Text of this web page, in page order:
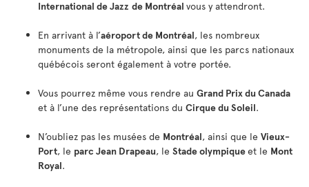
International de Jazz de Montréal vous y attendront.
En arrivant à l’aéroport de Montréal, les nombreux
monuments de la métropole, ainsi que les parcs nationaux
québécois seront également à votre portée.
Vous pourrez même vous rendre au Grand Prix du Canada
et à l’une des représentations du Cirque du Soleil.
N’oubliez pas les musées de Montréal, ainsi que le Vieux-
Port, le parc Jean Drapeau, le Stade olympiqueet le Mont
Royal.